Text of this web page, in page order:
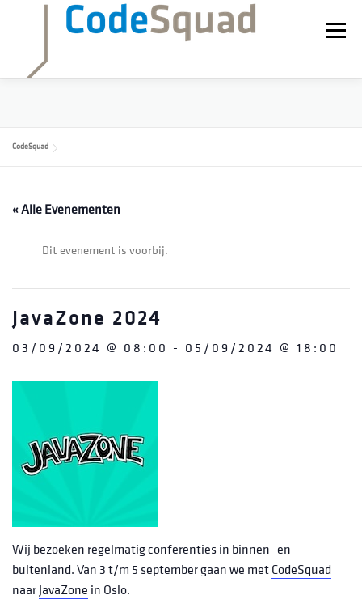
inhoud
Menu
CodeSquad
« Alle Evenementen
Dit evenement is voorbij.
JavaZone 2024
03/09/2024 @ 08:00 - 05/09/2024 @ 18:00
Wij bezoeken regelmatig conferenties in binnen- en
buitenland. Van 3 t/m 5 september gaan we met CodeSquad
naar JavaZone in Oslo.